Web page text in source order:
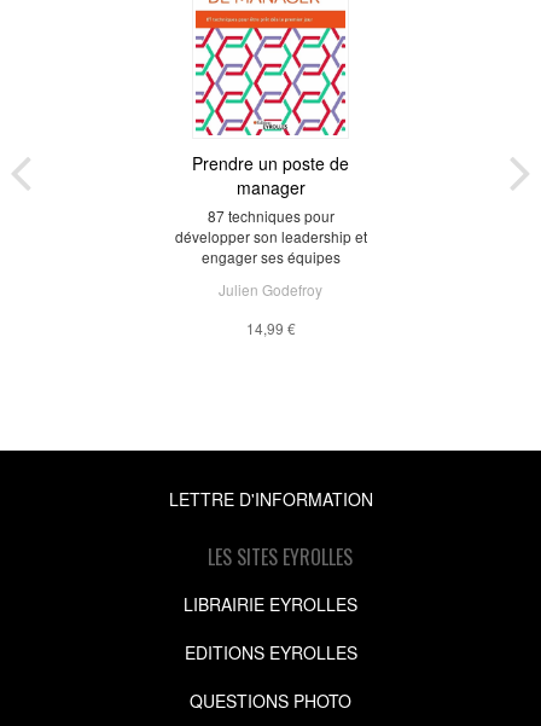
Prendre un poste de
manager
87 techniques pour
développer son leadership et
engager ses équipes
Julien Godefroy
14,99 €
LETTRE D'INFORMATION
LES SITES EYROLLES
LIBRAIRIE EYROLLES
EDITIONS EYROLLES
QUESTIONS PHOTO